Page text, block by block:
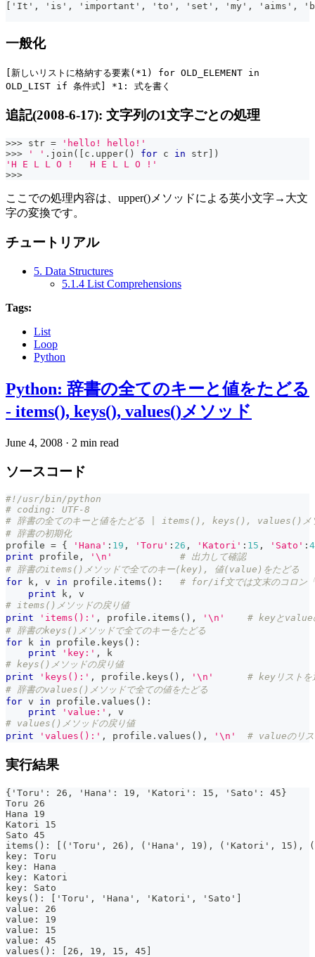
['It', 'is', 'important', 'to', 'set', 'my', 'aims',
一般化
[新しいリストに格納する要素(*1) for OLD_ELEMENT in
OLD_LIST if 条件式] *1: 式を書く
追記(2008-6-17): 文字列の1文字ごとの処理
>>> str =
'hello! hello!'
>>> ' ' . join ( [ c . upper( ) for c in str] )
'H E L L O !   H E L L O !'
>>>
ここでの処理内容は、upper()メソッドによる英小文字→大文
字の変換です。
チュートリアル
5. Data Structures
5.1.4 List Comprehensions
Tags:
List
Loop
Python
Python: 辞書の全てのキーと値をたどる
- items(), keys(), values()メソッド
June 4, 2008 · 2 min read
ソースコード
#!/usr/bin/python
# coding: UTF-8
# 辞書の全てのキーと値をたどる | items(), keys(), values()メソ
# 辞書の初期化
profile = { 'Hana' : 19 , 'Toru' : 26 , 'Katori' : 15 , 'Sato' :
print profile , '\n'
# 出力して確認
# 辞書のitems()メソッドで全てのキー(key), 値(value)をたどる
for k , v in profile . items ( ) :
# for/if文では文末のコロン「
print k ,
v
# items()メソッドの戻り値
print
'items():' , profile . items ( ) , '\n'
# keyとvalue
# 辞書のkeys()メソッドで全てのキーをたどる
for k in profile . keys ( ) :
print
'key:' ,
k
# keys()メソッドの戻り値
print
'keys():' , profile . keys ( ) , '\n'
# keyリストを
# 辞書のvalues()メソッドで全ての値をたどる
for v in profile . values ( ) :
print
'value:' ,
v
# values()メソッドの戻り値
print
'values():' , profile . values ( ) , '\n' # valueのリス
実行結果
{'Toru': 26, 'Hana': 19, 'Katori': 15, 'Sato': 45}
Toru 26
Hana 19
Katori 15
Sato 45
items(): [('Toru', 26), ('Hana', 19), ('Katori', 15),
key: Toru
key: Hana
key: Katori
key: Sato
keys(): ['Toru', 'Hana', 'Katori', 'Sato']
value: 26
value: 19
value: 15
value: 45
values(): [26, 19, 15, 45]